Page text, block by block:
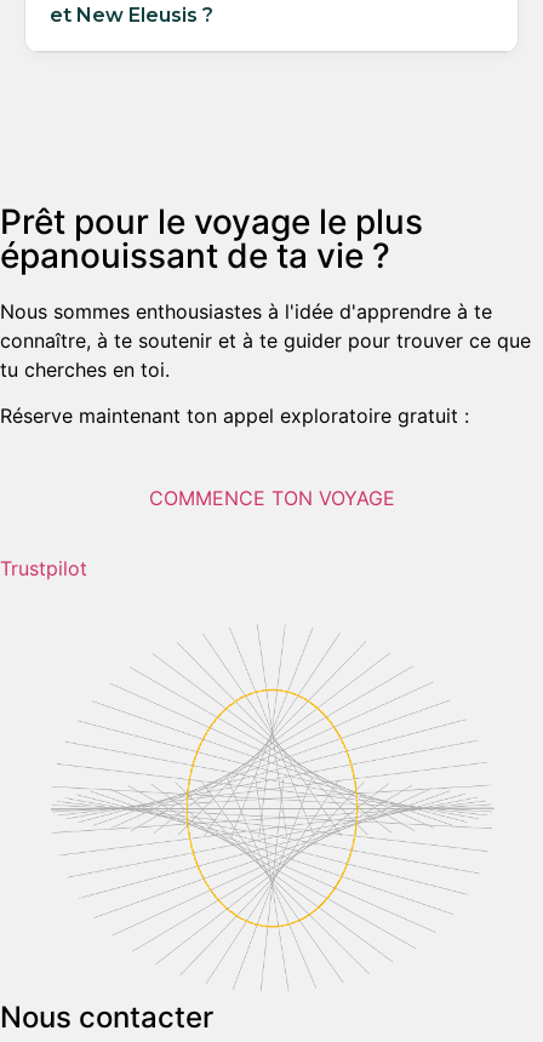
et New Eleusis ?
Prêt pour le voyage le plus
épanouissant de ta vie ?
Nous sommes enthousiastes à l'idée d'apprendre à te
connaître, à te soutenir et à te guider pour trouver ce que
tu cherches en toi.
Réserve maintenant ton appel exploratoire gratuit :
COMMENCE TON VOYAGE
Trustpilot
Nous contacter